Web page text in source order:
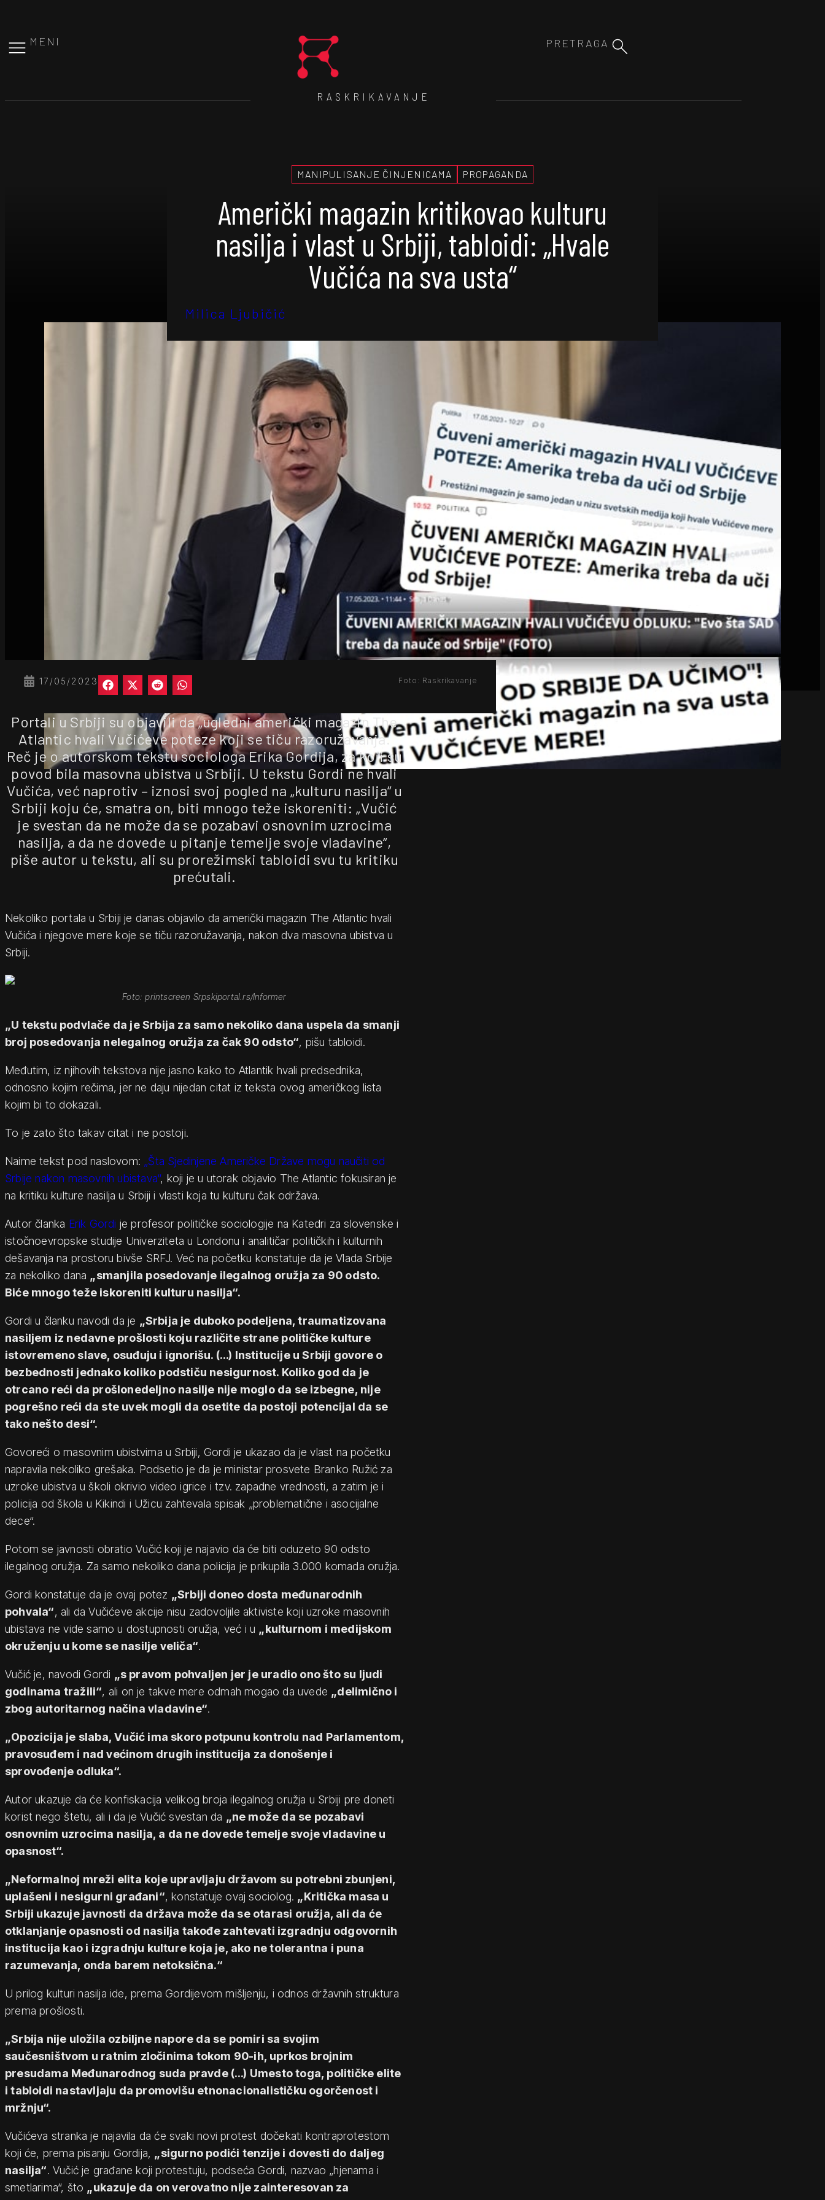
MENI
RASKRIKAVANJE
MANIPULISANJE ČINJENICAMA PROPAGANDA
Američki magazin kritikovao kulturu
nasilja i vlast u Srbiji, tabloidi: „Hvale
Vučića na sva usta“
Milica Ljubičić
17/05/2023 Foto: Raskrikavanje
Portali u Srbiji su objavili da „ugledni američki magazin The
Atlantic hvali Vučićeve poteze koji se tiču razoružavanja.
Reč je o autorskom tekstu sociologa Erika Gordija, za koji su
povod bila masovna ubistva u Srbiji. U tekstu Gordi ne hvali
Vučića, već naprotiv – iznosi svoj pogled na „kulturu nasilja“ u
Srbiji koju će, smatra on, biti mnogo teže iskoreniti: „Vučić
je svestan da ne može da se pozabavi osnovnim uzrocima
nasilja, a da ne dovede u pitanje temelje svoje vladavine“,
piše autor u tekstu, ali su prorežimski tabloidi svu tu kritiku
prećutali.
Nekoliko portala u Srbiji je danas objavilo da američki magazin The Atlantic hvali
Vučića i njegove mere koje se tiču razoružavanja, nakon dva masovna ubistva u
Srbiji.
Foto: printscreen Srpskiportal.rs/Informer
„U tekstu podvlače da je Srbija za samo nekoliko dana uspela da smanji
broj posedovanja nelegalnog oružja za čak 90 odsto“, pišu tabloidi.
Međutim, iz njihovih tekstova nije jasno kako to Atlantik hvali predsednika,
odnosno kojim rečima, jer ne daju nijedan citat iz teksta ovog američkog lista
kojim bi to dokazali.
To je zato što takav citat i ne postoji.
Naime tekst pod naslovom: „Šta Sjedinjene Američke Države mogu naučiti od
Srbije nakon masovnih ubistava“, koji je u utorak objavio The Atlantic fokusiran je
na kritiku kulture nasilja u Srbiji i vlasti koja tu kulturu čak održava.
Autor članka Erik Gordi je profesor političke sociologije na Katedri za slovenske i
istočnoevropske studije Univerziteta u Londonu i analitičar političkih i kulturnih
dešavanja na prostoru bivše SRFJ. Već na početku konstatuje da je Vlada Srbije
za nekoliko dana „smanjila posedovanje ilegalnog oružja za 90 odsto.
Biće mnogo teže iskoreniti kulturu nasilja“.
Gordi u članku navodi da je „Srbija je duboko podeljena, traumatizovana
nasiljem iz nedavne prošlosti koju različite strane političke kulture
istovremeno slave, osuđuju i ignorišu. (…) Institucije u Srbiji govore o
bezbednosti jednako koliko podstiču nesigurnost. Koliko god da je
otrcano reći da prošlonedeljno nasilje nije moglo da se izbegne, nije
pogrešno reći da ste uvek mogli da osetite da postoji potencijal da se
tako nešto desi“.
Govoreći o masovnim ubistvima u Srbiji, Gordi je ukazao da je vlast na početku
napravila nekoliko grešaka. Podsetio je da je ministar prosvete Branko Ružić za
uzroke ubistva u školi okrivio video igrice i tzv. zapadne vrednosti, a zatim je i
policija od škola u Kikindi i Užicu zahtevala spisak „problematične i asocijalne
dece“.
Potom se javnosti obratio Vučić koji je najavio da će biti oduzeto 90 odsto
ilegalnog oružja. Za samo nekoliko dana policija je prikupila 3.000 komada oružja.
Gordi konstatuje da je ovaj potez „Srbiji doneo dosta međunarodnih
pohvala“, ali da Vučićeve akcije nisu zadovoljile aktiviste koji uzroke masovnih
ubistava ne vide samo u dostupnosti oružja, već i u „kulturnom i medijskom
okruženju u kome se nasilje veliča“.
Vučić je, navodi Gordi „s pravom pohvaljen jer je uradio ono što su ljudi
godinama tražili“, ali on je takve mere odmah mogao da uvede „delimično i
zbog autoritarnog načina vladavine“.
„Opozicija je slaba, Vučić ima skoro potpunu kontrolu nad Parlamentom,
pravosuđem i nad većinom drugih institucija za donošenje i
sprovođenje odluka“.
Autor ukazuje da će konfiskacija velikog broja ilegalnog oružja u Srbiji pre doneti
korist nego štetu, ali i da je Vučić svestan da „ne može da se pozabavi
osnovnim uzrocima nasilja, a da ne dovede temelje svoje vladavine u
opasnost“.
„Neformalnoj mreži elita koje upravljaju državom su potrebni zbunjeni,
uplašeni i nesigurni građani“, konstatuje ovaj sociolog. „Kritička masa u
Srbiji ukazuje javnosti da država može da se otarasi oružja, ali da će
otklanjanje opasnosti od nasilja takođe zahtevati izgradnju odgovornih
institucija kao i izgradnju kulture koja je, ako ne tolerantna i puna
razumevanja, onda barem netoksična.“
U prilog kulturi nasilja ide, prema Gordijevom mišljenju, i odnos državnih struktura
prema prošlosti.
„Srbija nije uložila ozbiljne napore da se pomiri sa svojim
saučesništvom u ratnim zločinima tokom 90-ih, uprkos brojnim
presudama Međunarodnog suda pravde (…) Umesto toga, političke elite
i tabloidi nastavljaju da promovišu etnonacionalističku ogorčenost i
mržnju“.
Vučićeva stranka je najavila da će svaki novi protest dočekati kontraprotestom
koji će, prema pisanju Gordija, „sigurno podići tenzije i dovesti do daljeg
nasilja“. Vučić je građane koji protestuju, podseća Gordi, nazvao „hjenama i
smetlarima“, što „ukazuje da on verovatno nije zainteresovan za